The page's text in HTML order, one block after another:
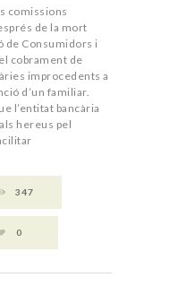
comissions
de la mort
de Consumidors i
cobrament de
improcedents a
d’un familiar.
l’entitat bancària
hereus pel
347
0